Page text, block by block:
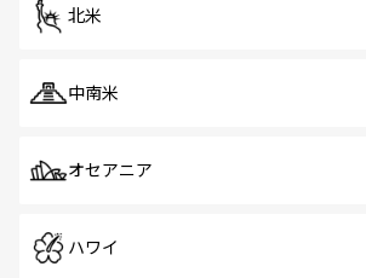
北米
中南米
オセアニア
ハワイ